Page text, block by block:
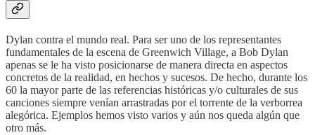
Dylan contra el mundo real. Para ser uno de los representantes
fundamentales de la escena de Greenwich Village, a Bob Dylan
apenas se le ha visto posicionarse de manera directa en aspectos
concretos de la realidad, en hechos y sucesos. De hecho, durante los
60 la mayor parte de las referencias históricas y/o culturales de sus
canciones siempre venían arrastradas por el torrente de la verborrea
alegórica. Ejemplos hemos visto varios y aún nos queda algún que
otro más.